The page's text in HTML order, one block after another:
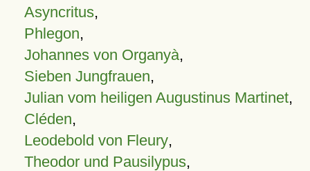
Asyncritus,
Phlegon,
Johannes von Organyà,
Sieben Jungfrauen,
Julian vom heiligen Augustinus Martinet,
Cléden,
Leodebold von Fleury,
Theodor und Pausilypus,